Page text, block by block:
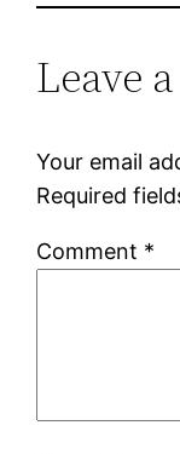
Leave
Your email
Required
Comment *